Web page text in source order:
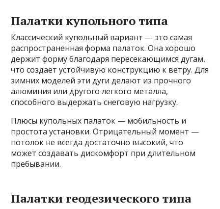
Палатки купольного типа
Классический купольный вариант — это самая
распространенная форма палаток. Она хорошо
держит форму благодаря пересекающимся дугам,
что создаёт устойчивую конструкцию к ветру. Для
зимних моделей эти дуги делают из прочного
алюминия или другого легкого металла,
способного выдержать снеговую нагрузку.
Плюсы купольных палаток — мобильность и
простота установки. Отрицательный момент —
потолок не всегда достаточно высокий, что
может создавать дискомфорт при длительном
пребывании.
Палатки геодезического типа